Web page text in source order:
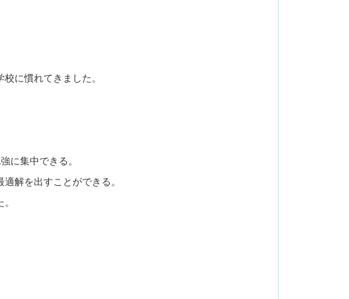
に慣れてきました。
に集中できる。
解を出すことができる。
くしてくれた。